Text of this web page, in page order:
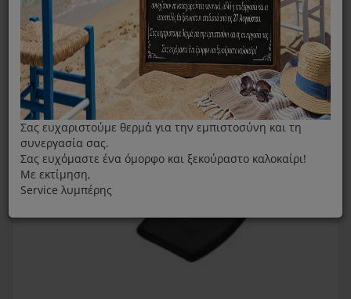
Σας ευχαριστούμε θερμά για την εμπιστοσύνη και τη
συνεργασία σας.
Σας ευχόμαστε ένα όμορφο και ξεκούραστο καλοκαίρι!
Με εκτίμηση,
Service λυμπέρης